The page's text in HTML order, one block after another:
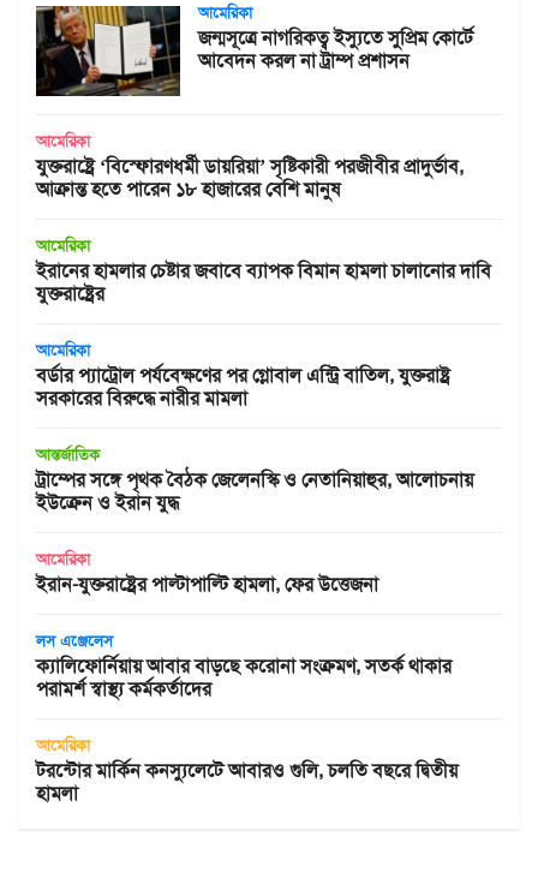
আমেরিকা
জন্মসূত্রে নাগরিকত্ব ইস্যুতে সুপ্রিম কোর্টে
আবেদন করল না ট্রাম্প প্রশাসন
আমেরিকা
যুক্তরাষ্ট্রে ‘বিস্ফোরণধর্মী ডায়রিয়া’ সৃষ্টিকারী পরজীবীর প্রাদুর্ভাব,
আক্রান্ত হতে পারেন ১৮ হাজারের বেশি মানুষ
আমেরিকা
ইরানের হামলার চেষ্টার জবাবে ব্যাপক বিমান হামলা চালানোর দাবি
যুক্তরাষ্ট্রের
আমেরিকা
বর্ডার প্যাট্রোল পর্যবেক্ষণের পর গ্লোবাল এন্ট্রি বাতিল, যুক্তরাষ্ট্র
সরকারের বিরুদ্ধে নারীর মামলা
আন্তর্জাতিক
ট্রাম্পের সঙ্গে পৃথক বৈঠক জেলেনস্কি ও নেতানিয়াহুর, আলোচনায়
ইউক্রেন ও ইরান যুদ্ধ
আমেরিকা
ইরান-যুক্তরাষ্ট্রের পাল্টাপাল্টি হামলা, ফের উত্তেজনা
লস এঞ্জেলেস
ক্যালিফোর্নিয়ায় আবার বাড়ছে করোনা সংক্রমণ, সতর্ক থাকার
পরামর্শ স্বাস্থ্য কর্মকর্তাদের
আমেরিকা
টরন্টোর মার্কিন কনস্যুলেটে আবারও গুলি, চলতি বছরে দ্বিতীয়
হামলা